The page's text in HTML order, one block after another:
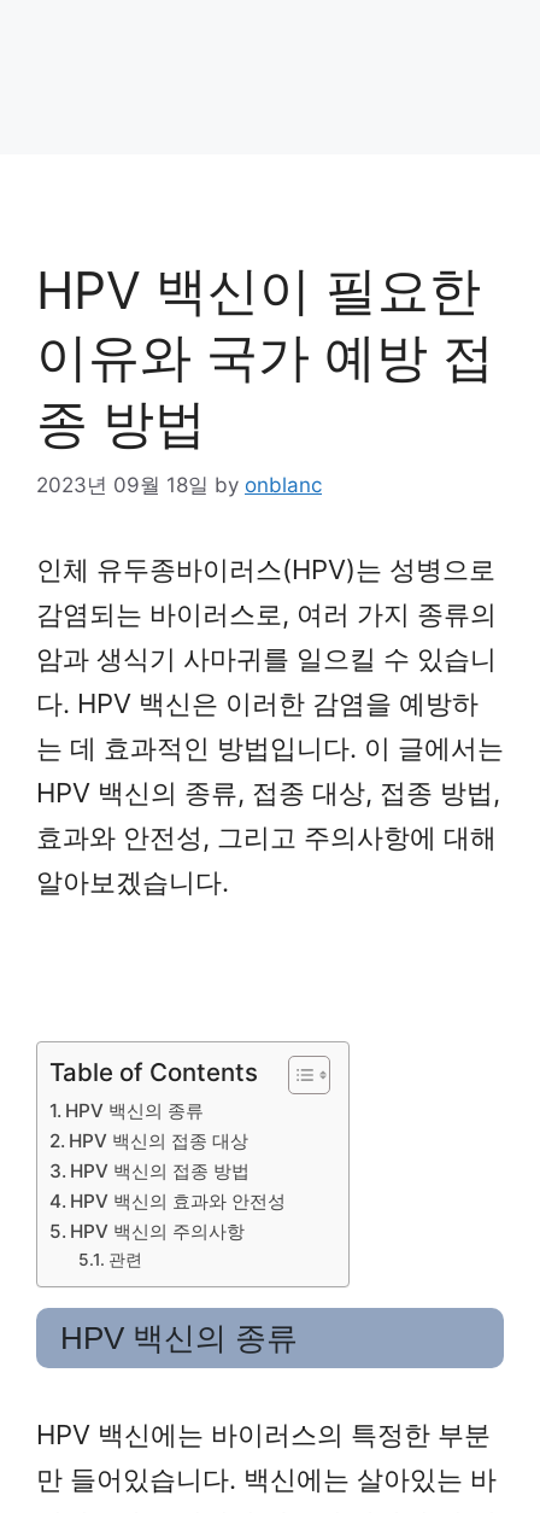
HPV 백신이 필요한
이유와 국가 예방 접
종 방법
2023년 09월 18일 by onblanc
인체 유두종바이러스(HPV)는 성병으로
감염되는 바이러스로, 여러 가지 종류의
암과 생식기 사마귀를 일으킬 수 있습니
다. HPV 백신은 이러한 감염을 예방하
는 데 효과적인 방법입니다. 이 글에서는
HPV 백신의 종류, 접종 대상, 접종 방법,
효과와 안전성, 그리고 주의사항에 대해
알아보겠습니다.
Table of Contents
HPV 백신의 종류
HPV 백신의 접종 대상
HPV 백신의 접종 방법
HPV 백신의 효과와 안전성
HPV 백신의 주의사항
관련
HPV 백신의 종류
HPV 백신에는 바이러스의 특정한 부분
만 들어있습니다. 백신에는 살아있는 바